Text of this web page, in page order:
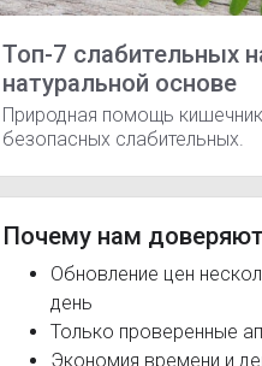
Фитомуцил Слим Смарт
Гипертиреоз
Топ-7 слабительных
натуральной основе
Природная помощь
безопасных слабительных.
Почему нам доверяют
Обновление цен
день
Только проверенные
Экономия времени и